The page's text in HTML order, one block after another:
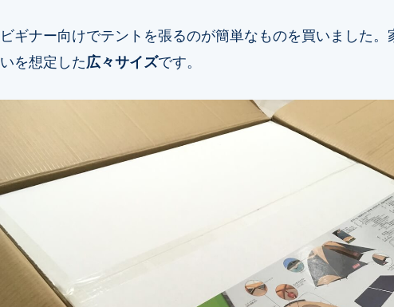
ビギナー向けでテントを張るのが簡単なものを買いました。
いを想定した広々サイズです。